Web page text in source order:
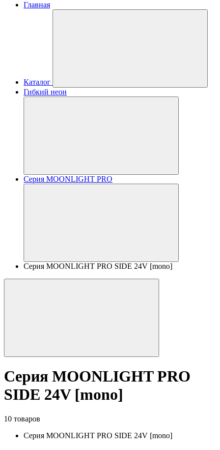
Главная
Каталог
Гибкий неон
Серия MOONLIGHT PRO
Серия MOONLIGHT PRO SIDE 24V [mono]
Серия MOONLIGHT PRO
SIDE 24V [mono]
10 товаров
Серия MOONLIGHT PRO SIDE 24V [mono]